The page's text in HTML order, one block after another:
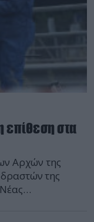
επίθεση στα
Αρχών της
της